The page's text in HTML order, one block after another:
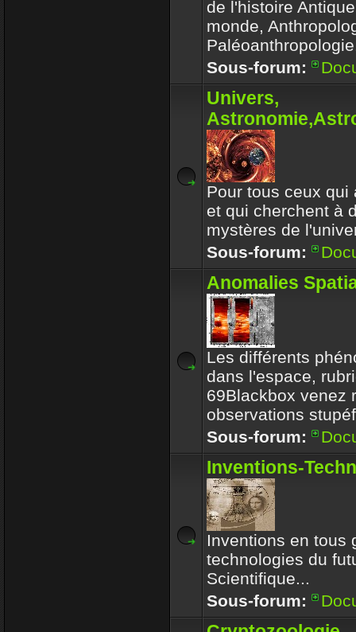
de l'histoire
monde,
Sous-forum:
Univers,
Pour tous ceux qui
et qui cherchent à
mystères de
Sous-forum:
Anomalies
Les différents
dans l'espace,
69Blackbox venez
observations
Sous-forum:
Inventions-
Inventions en tous
technologies du
Scientifique...
Sous-forum: